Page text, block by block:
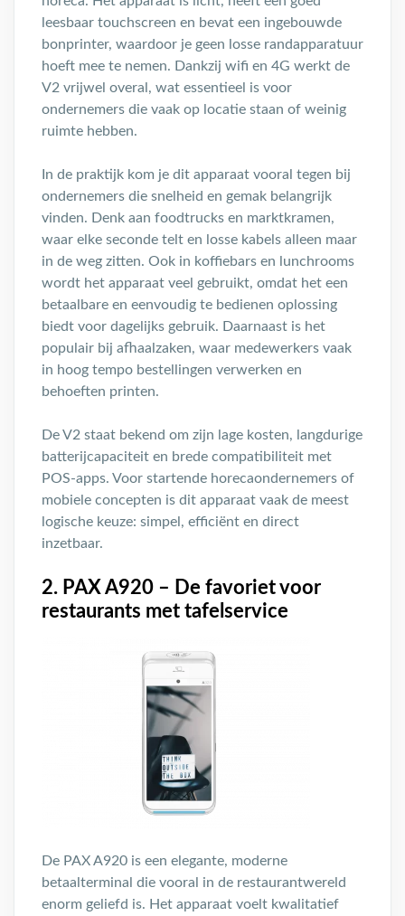
leesbaar touchscreen en bevat een ingebouwde
bonprinter, waardoor je geen losse randapparatuur
hoeft mee te nemen. Dankzij wifi en 4G werkt de
V2 vrijwel overal, wat essentieel is voor
ondernemers die vaak op locatie staan of weinig
ruimte hebben.
In de praktijk kom je dit apparaat vooral tegen bij
ondernemers die snelheid en gemak belangrijk
vinden. Denk aan foodtrucks en marktkramen,
waar elke seconde telt en losse kabels alleen maar
in de weg zitten. Ook in koffiebars en lunchrooms
wordt het apparaat veel gebruikt, omdat het een
betaalbare en eenvoudig te bedienen oplossing
biedt voor dagelijks gebruik. Daarnaast is het
populair bij afhaalzaken, waar medewerkers vaak
in hoog tempo bestellingen verwerken en
behoeften printen.
De V2 staat bekend om zijn lage kosten, langdurige
batterijcapaciteit en brede compatibiliteit met
POS-apps. Voor startende horecaondernemers of
mobiele concepten is dit apparaat vaak de meest
logische keuze: simpel, efficiënt en direct
inzetbaar.
2. PAX A920 – De favoriet voor
restaurants met tafelservice
De PAX A920 is een elegante, moderne
betaalterminal die vooral in de restaurantwereld
enorm geliefd is. Het apparaat voelt kwalitatief